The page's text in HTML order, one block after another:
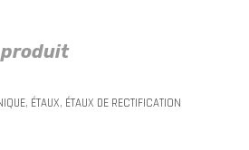
produit
, ÉTAUX, ÉTAUX DE RECTIFICATION